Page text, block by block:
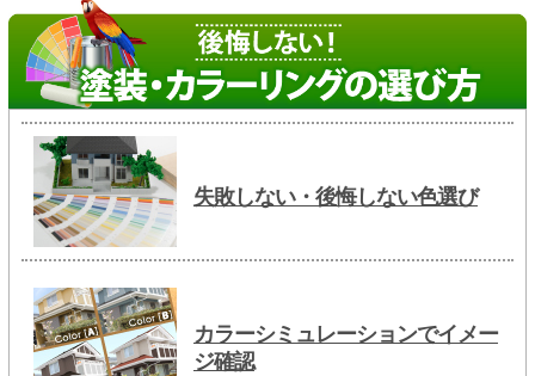
失敗しない・後悔しない色選び
カラーシミュレーションでイメー
ジ確認